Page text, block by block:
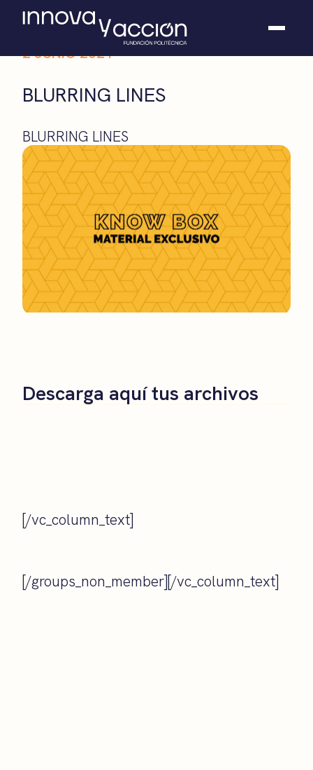
Modo On
Contacto
2 JUNIO 2021
BLURRING LINES
BLURRING LINES
Descarga aquí tus archivos
[/vc_column_text]
[/groups_non_member][/vc_column_text]